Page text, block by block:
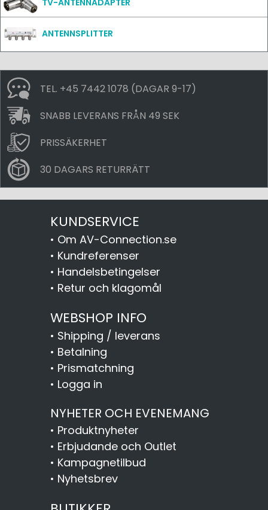
TV-ANTENNADAPTER
ANTENNSPLITTER
TEL. +45 7442 1078 (DAGAR 9-17)
SNABB LEVERANS FRÅN 49 SEK
PRISSÄKERHET
30 DAGARS RETURRÄTT
KUNDSERVICE
• Om AV-Connection.se
• Kundreferenser
• Handelsbetingelser
• Retur och klagomål
WEBSHOP INFO
• Shipping / leverans
• Betalning
• Prismatchning
• Logga in
NYHETER OCH EVENEMANG
• Produktnyheter
• Erbjudande och Outlet
• Kampagnetilbud
• Nyhetsbrev